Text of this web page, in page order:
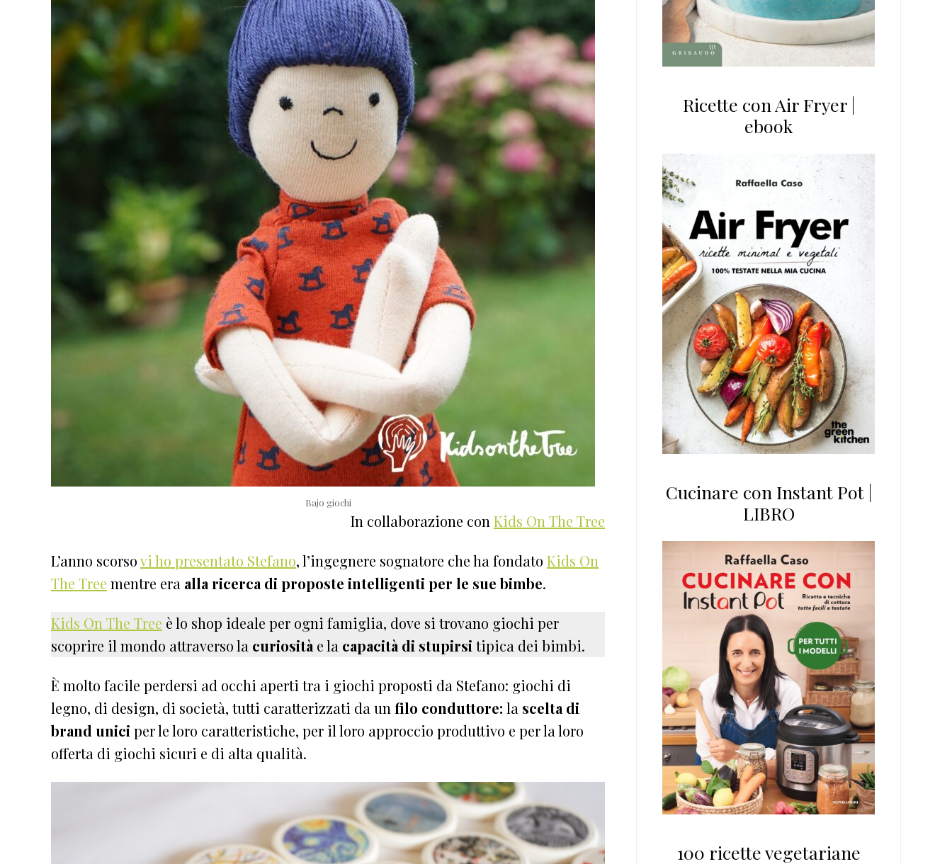
Bajo giochi
In collaborazione con Kids On The Tree
L’anno scorsovi ho presentato Stefano, l’ingegnere sognatore che ha fondato Kids On
The Tree mentre era alla ricerca di proposte intelligenti per le sue bimbe.
Kids On The Tree è lo shop ideale per ogni famiglia, dove si trovano giochi per
scoprire il mondo attraverso la curiosità e la capacità di stupirsi tipica dei bimbi.
È molto facile perdersi ad occhi aperti tra i giochi proposti da Stefano: giochi di
legno, di design, di società, tutti caratterizzati da un filo conduttore: la scelta di
brand unici per le loro caratteristiche, per il loro approccio produttivo e per la loro
offerta di giochi sicuri e di alta qualità.
Ricette con Air Fryer |
ebook
Cucinare con Instant Pot |
LIBRO
100 ricette vegetariane